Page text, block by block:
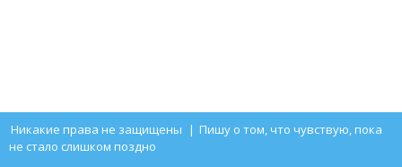
Никакие права не защищены | Пишу о том, что чувствую, пока
не стало слишком поздно